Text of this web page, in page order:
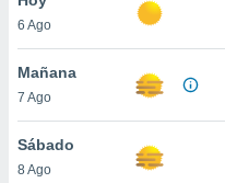
en
más
nuestra
6 Ago
Mañana
7 Ago
Sábado
8 Ago